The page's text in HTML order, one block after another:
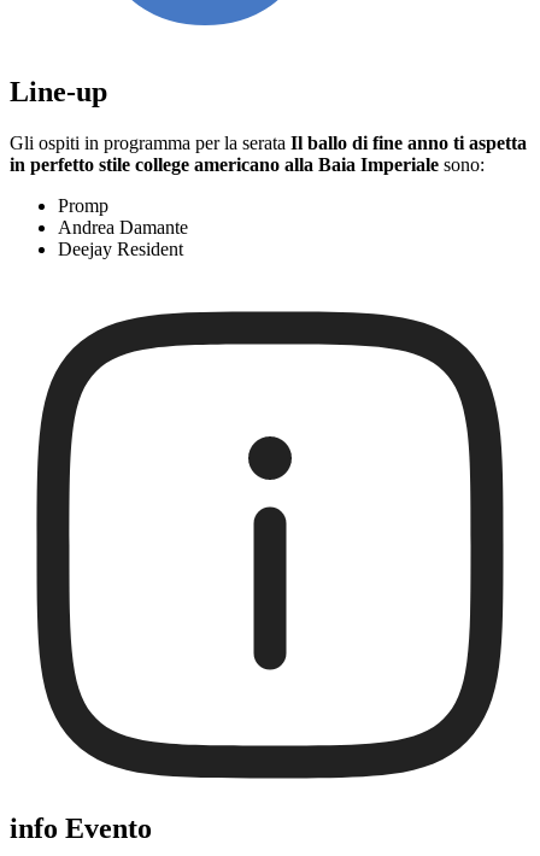
Line-up
Gli ospiti in programma per la serata Il ballo di fine anno ti aspetta
in perfetto stile college americano alla Baia Imperiale sono:
Promp
Andrea Damante
Deejay Resident
info Evento